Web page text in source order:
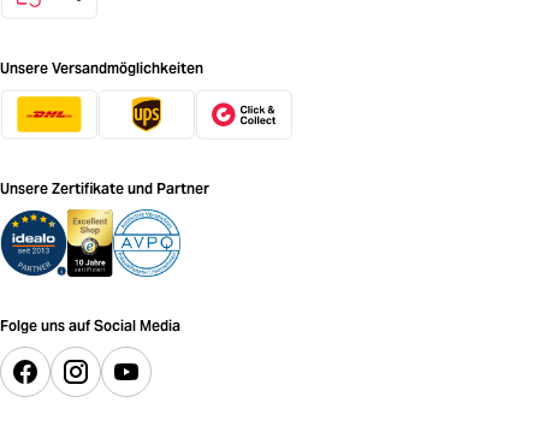
Unsere Versandmöglichkeiten
Unsere Zertifikate und Partner
Folge uns auf Social Media